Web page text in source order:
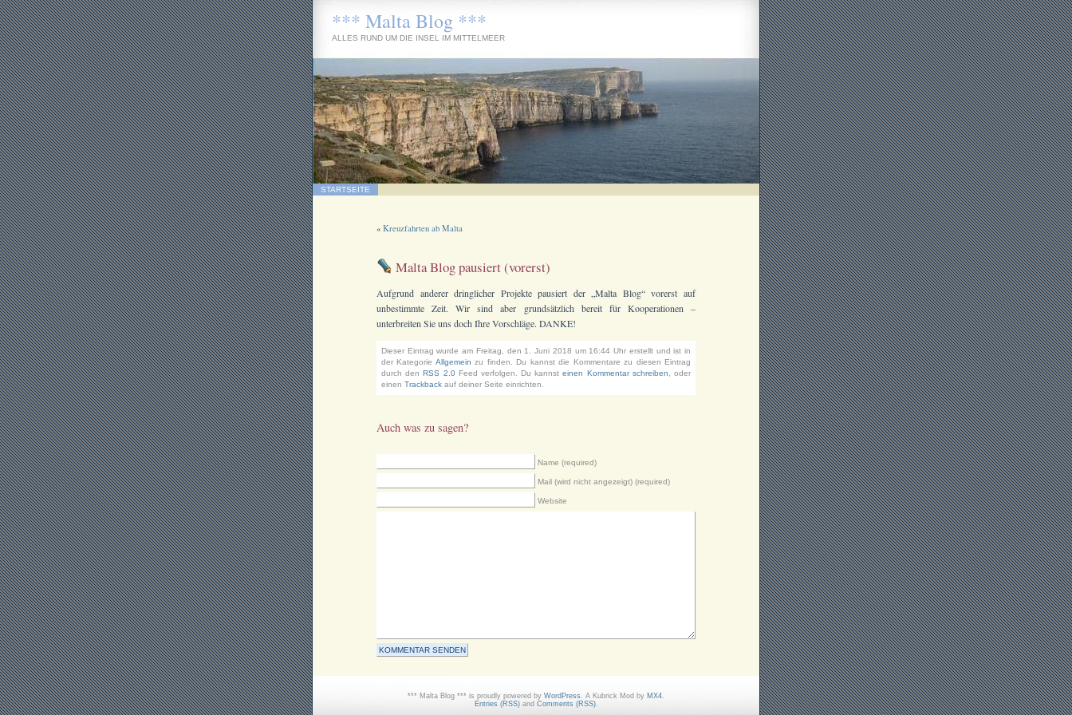
*** Malta Blog ***
ALLES RUND UM DIE INSEL IM MITTELMEER
STARTSEITE
« Kreuzfahrten ab Malta
Malta Blog pausiert (vorerst)
Aufgrund anderer dringlicher Projekte pausiert der „Malta Blog“ vorerst auf
unbestimmte Zeit. Wir sind aber grundsätzlich bereit für Kooperationen –
unterbreiten Sie uns doch Ihre Vorschläge. DANKE!
Dieser Eintrag wurde am Freitag, den 1. Juni 2018 um 16:44 Uhr erstellt und ist in
der Kategorie Allgemein zu finden. Du kannst die Kommentare zu diesen Eintrag
durch denRSS 2.0Feed verfolgen. Du kannsteinen Kommentar schreiben , oder
einen Trackback auf deiner Seite einrichten.
Auch was zu sagen?
Name (required)
Mail (wird nicht angezeigt) (required)
Website
*** Malta Blog *** is proudly powered by WordPress. A Kubrick Mod by MX4.
Entries (RSS)and Comments (RSS).